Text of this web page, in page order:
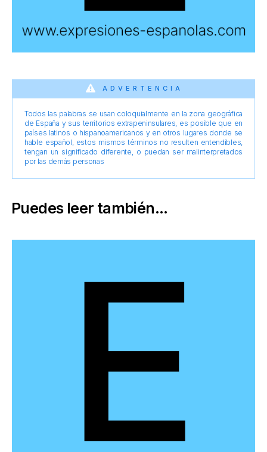
ADVERTENCIA
Todos las palabras se usan coloquialmente en la zona geográfica
de España y sus territorios extrapeninsulares, es posible que en
países latinos o hispanoamericanos y en otros lugares donde se
hable español, estos mismos términos no resulten entendibles,
tengan un significado diferente, o puedan ser malinterpretados
por las demás personas
Puedes leer también...